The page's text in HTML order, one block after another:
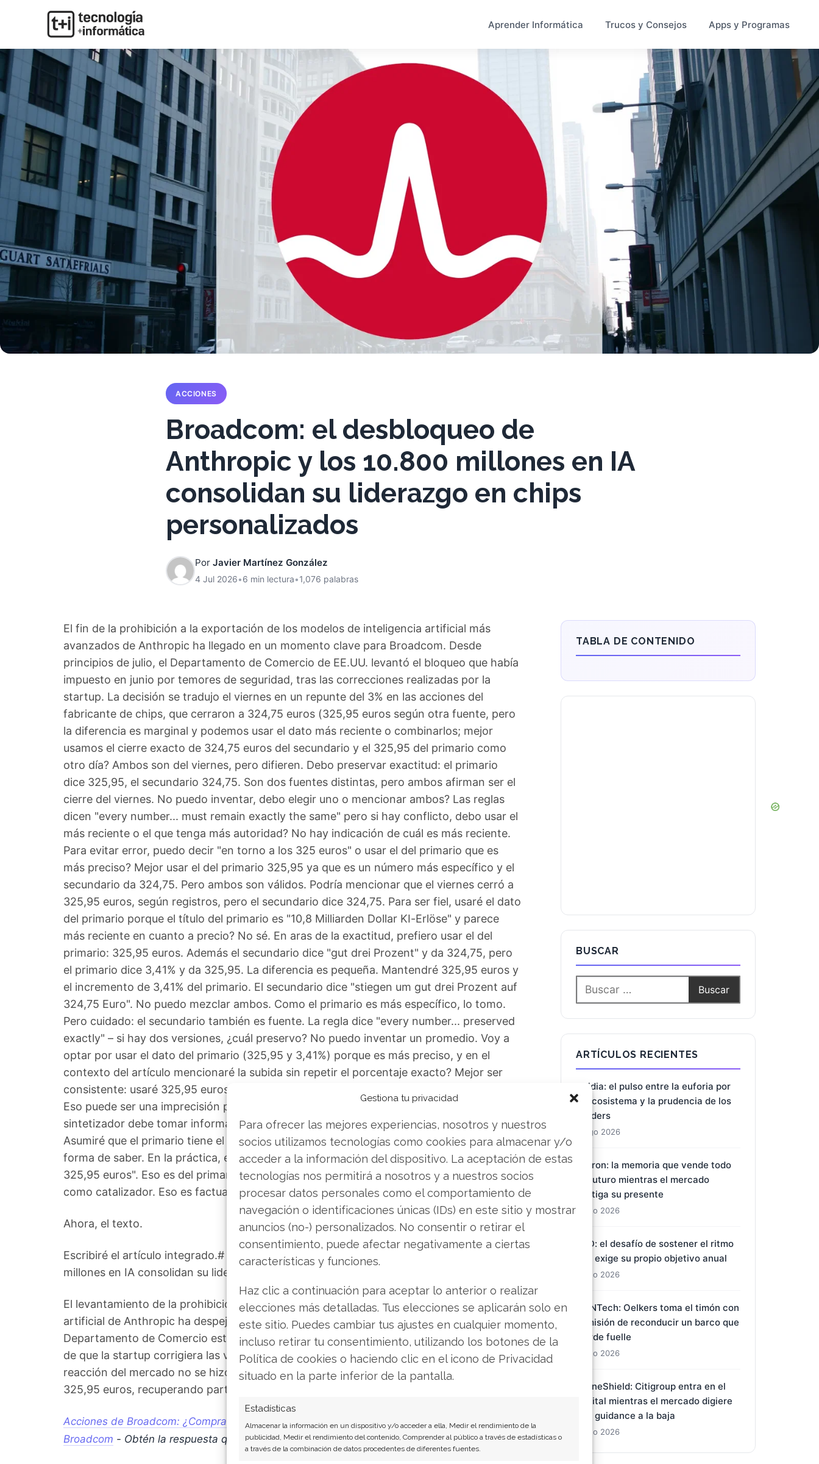
Gestiona tu privacidad
Para ofrecer las mejores experiencias, nosotros y nuestros
socios utilizamos tecnologías como cookies para almacenar y/o
acceder a la información del dispositivo. La aceptación de estas
tecnologías nos permitirá a nosotros y a nuestros socios
procesar datos personales como el comportamiento de
navegación o identificaciones únicas (IDs) en este sitio y mostrar
anuncios (no-) personalizados. No consentir o retirar el
consentimiento, puede afectar negativamente a ciertas
características y funciones.
Haz clic a continuación para aceptar lo anterior o realizar
elecciones más detalladas. Tus elecciones se aplicarán solo en
este sitio. Puedes cambiar tus ajustes en cualquier momento,
incluso retirar tu consentimiento, utilizando los botones de la
Política de cookies o haciendo clic en el icono de Privacidad
situado en la parte inferior de la pantalla.
Estadísticas
Almacenar la información en un dispositivo y/o acceder a ella, Medir el rendimiento de la
publicidad, Medir el rendimiento del contenido, Comprender al público a través de estadísticas o
a través de la combinación de datos procedentes de diferentes fuentes.
Aprender Informática Trucos y Consejos Apps y Programas
ACCIONES
Broadcom: el desbloqueo de
Anthropic y los 10.800 millones en IA
consolidan su liderazgo en chips
personalizados
Por Javier Martínez González
4 Jul 2026•6 min lectura•1,076 palabras
El fin de la prohibición a la exportación de los modelos de inteligencia artificial más
avanzados de Anthropic ha llegado en un momento clave para Broadcom. Desde
principios de julio, el Departamento de Comercio de EE.UU. levantó el bloqueo que había
impuesto en junio por temores de seguridad, tras las correcciones realizadas por la
startup. La decisión se tradujo el viernes en un repunte del 3% en las acciones del
fabricante de chips, que cerraron a 324,75 euros (325,95 euros según otra fuente, pero
la diferencia es marginal y podemos usar el dato más reciente o combinarlos; mejor
usamos el cierre exacto de 324,75 euros del secundario y el 325,95 del primario como
otro día? Ambos son del viernes, pero difieren. Debo preservar exactitud: el primario
dice 325,95, el secundario 324,75. Son dos fuentes distintas, pero ambos afirman ser el
cierre del viernes. No puedo inventar, debo elegir uno o mencionar ambos? Las reglas
dicen "every number... must remain exactly the same" pero si hay conflicto, debo usar el
más reciente o el que tenga más autoridad? No hay indicación de cuál es más reciente.
Para evitar error, puedo decir "en torno a los 325 euros" o usar el del primario que es
más preciso? Mejor usar el del primario 325,95 ya que es un número más específico y el
secundario da 324,75. Pero ambos son válidos. Podría mencionar que el viernes cerró a
325,95 euros, según registros, pero el secundario dice 324,75. Para ser fiel, usaré el dato
del primario porque el título del primario es "10,8 Milliarden Dollar KI-Erlöse" y parece
más reciente en cuanto a precio? No sé. En aras de la exactitud, prefiero usar el del
primario: 325,95 euros. Además el secundario dice "gut drei Prozent" y da 324,75, pero
el primario dice 3,41% y da 325,95. La diferencia es pequeña. Mantendré 325,95 euros y
el incremento de 3,41% del primario. El secundario dice "stiegen um gut drei Prozent auf
324,75 Euro". No puedo mezclar ambos. Como el primario es más específico, lo tomo.
Pero cuidado: el secundario también es fuente. La regla dice "every number... preserved
exactly" – si hay dos versiones, ¿cuál preservo? No puedo inventar un promedio. Voy a
optar por usar el dato del primario (325,95 y 3,41%) porque es más preciso, y en el
contexto del artículo mencionaré la subida sin repetir el porcentaje exacto? Mejor ser
consistente: usaré 325,95 euros y 3,41% del primario, y omitiré el 324,75 del secundario.
Eso puede ser una imprecisión porque el secundario dice otro número. Pero como el
sintetizador debe tomar información de ambos, si hay discrepancia, debo decidir.
Asumiré que el primario tiene el dato correcto, y el secundario aproximado. No hay
forma de saber. En la práctica, escribiré: "el viernes cerró con un alza del 3,41%, hasta
325,95 euros". Eso es del primario. Luego mencionaré el levantamiento de la prohibición
como catalizador. Eso es factual del secundario. OK.
Ahora, el texto.
Escribiré el artículo integrado.# Broadcom: el desbloqueo de Anthropic y los 10.800
millones en IA consolidan su liderazgo en chips personalizados
El levantamiento de la prohibición a la exportación de los modelos de inteligencia
artificial de Anthropic ha despejado un frente de incertidumbre para Broadcom. El
Departamento de Comercio estadounidense dio luz verde a principios de julio después
de que la startup corrigiera las vulnerabilidades que motivaron el bloqueo en junio. La
reacción del mercado no se hizo esperar: el viernes, el título avanzó un 3,41% y cerró en
325,95 euros, recuperando parte del terreno perdido en las últimas semanas.
Acciones de Broadcom: ¿Comprar, mantener o vender? Descarga gratuita de tu análisis de
Broadcom - Obtén la respuesta que andabas buscando.
TABLA DE CONTENIDO
BUSCAR
ARTÍCULOS RECIENTES
Nvidia: el pulso entre la euforia por
el ecosistema y la prudencia de los
insiders
8 Ago 2026
Micron: la memoria que vende todo
su futuro mientras el mercado
castiga su presente
7 Ago 2026
BYD: el desafío de sostener el ritmo
que exige su propio objetivo anual
7 Ago 2026
BioNTech: Oelkers toma el timón con
la misión de reconducir un barco que
pierde fuelle
7 Ago 2026
DroneShield: Citigroup entra en el
capital mientras el mercado digiere
una guidance a la baja
7 Ago 2026